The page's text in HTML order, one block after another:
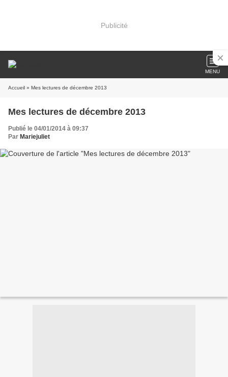
Publicité
MENU
Accueil » Mes lectures de décembre 2013
Mes lectures de décembre 2013
Publié le 04/01/2014 à 09:37
Par Mariejuliet